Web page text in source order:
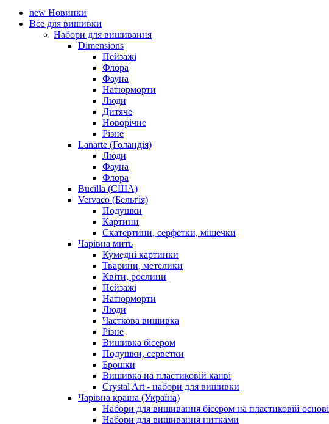
new Новинки
Все для вишивки
Набори для вишивання
Dimensions
Пейзажі
Флора
Фауна
Натюрморти
Люди
Дитяче
Новорічне
Різне
Lanarte (Голандія)
Люди
Фауна
Флора
Bucilla (США)
Vervaco (Бельгія)
Подушки
Картини
Скатертини, серфетки, мішечки
Чарiвна мить
Кумедні картинки
Тварини, метелики
Квіти, рослини
Пейзажі
Натюрморти
Люди
Часткова вишивка
Різне
Вишивка бісером
Подушки, серветки
Брошки
Вишивка на пластиковій канві
Crystal Art - набори для вишивки
Чарівна країна (Україна)
Набори для вишивання бісером на пластиковій основі
Набори для вишивання нитками